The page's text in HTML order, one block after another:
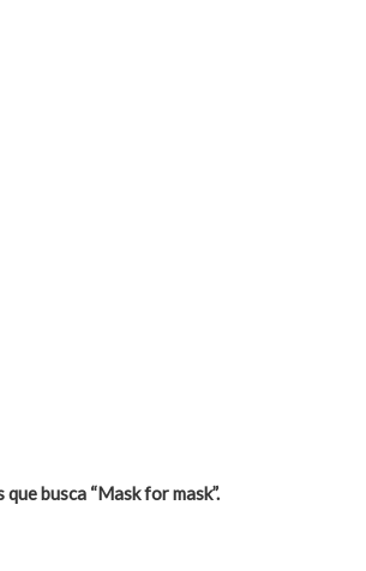
busca “Mask for mask”.